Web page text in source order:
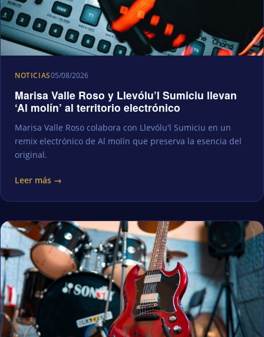
NOTICIAS05/08/2026
Marisa Valle Roso y Llevólu’l Sumiciu llevan
‘Al molín’ al territorio electrónico
Marisa Valle Roso colabora con Llevólu'l Sumiciu en un
remix electrónico de Al molín que preserva la esencia del
original.
Leer más →